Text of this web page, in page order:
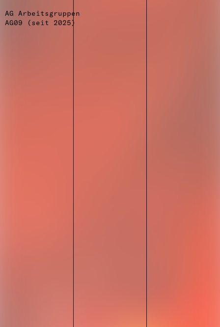
AG Arbeitsgruppen
AG09 (seit 2025)